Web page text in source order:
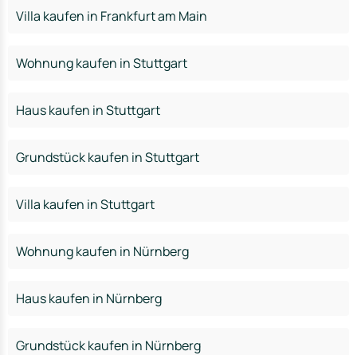
Villa kaufen in Frankfurt am Main
Wohnung kaufen in Stuttgart
Haus kaufen in Stuttgart
Grundstück kaufen in Stuttgart
Villa kaufen in Stuttgart
Wohnung kaufen in Nürnberg
Haus kaufen in Nürnberg
Grundstück kaufen in Nürnberg